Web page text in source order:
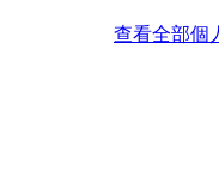
查看全部個